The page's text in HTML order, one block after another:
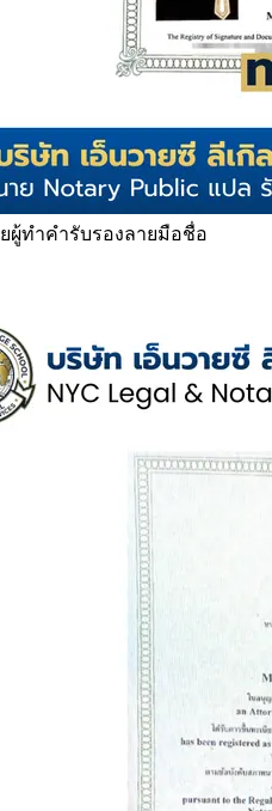
ผู้ทำคำรับรองลายมือชื่อ